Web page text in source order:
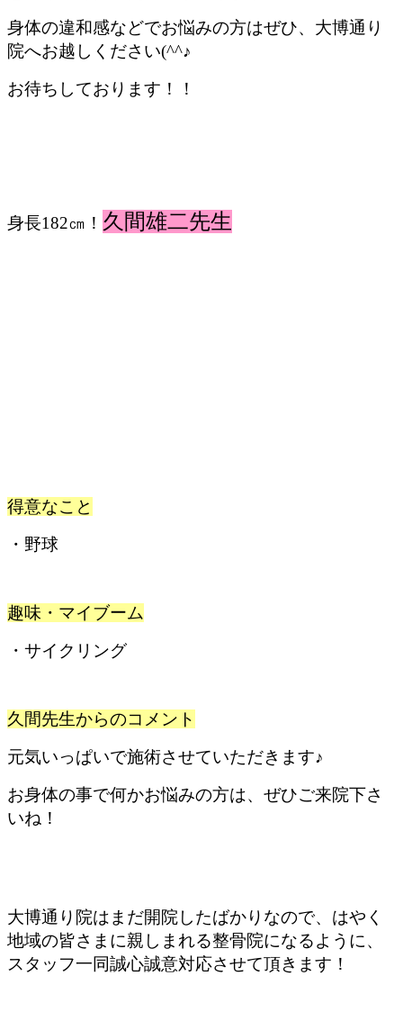
身体の違和感などでお悩みの方はぜひ、大博通り
院へお越しください(^^♪
お待ちしております！！
身長182㎝！ 久間雄二先生
得意なこと
・野球
趣味・マイブーム
・サイクリング
久間先生からのコメント
元気いっぱいで施術させていただきます♪
お身体の事で何かお悩みの方は、ぜひご来院下さ
いね！
大博通り院はまだ開院したばかりなので、はやく
地域の皆さまに親しまれる整骨院になるように、
スタッフ一同誠心誠意対応させて頂きます！